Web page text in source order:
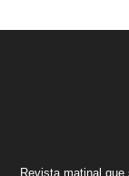
Revista matinal